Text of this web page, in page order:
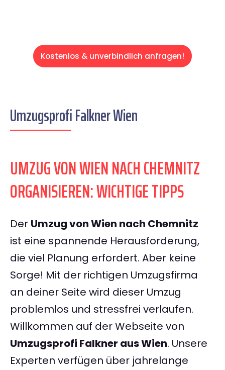
Kostenlos & unverbindlich anfragen!
Umzugsprofi Falkner Wien
UMZUG VON WIEN NACH CHEMNITZ
ORGANISIEREN: WICHTIGE TIPPS
Der Umzug von Wien nach Chemnitz
ist eine spannende Herausforderung,
die viel Planung erfordert. Aber keine
Sorge! Mit der richtigen Umzugsfirma
an deiner Seite wird dieser Umzug
problemlos und stressfrei verlaufen.
Willkommen auf der Webseite von
Umzugsprofi Falkner aus Wien. Unsere
Experten verfügen über jahrelange